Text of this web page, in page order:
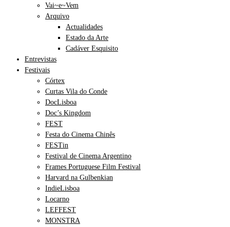
Vai~e~Vem
Arquivo
Actualidades
Estado da Arte
Cadáver Esquisito
Entrevistas
Festivais
Córtex
Curtas Vila do Conde
DocLisboa
Doc’s Kingdom
FEST
Festa do Cinema Chinês
FESTin
Festival de Cinema Argentino
Frames Portuguese Film Festival
Harvard na Gulbenkian
IndieLisboa
Locarno
LEFFEST
MONSTRA